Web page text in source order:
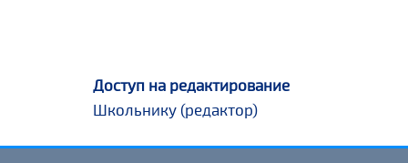
Доступ на редактирование
Школьнику (редактор)